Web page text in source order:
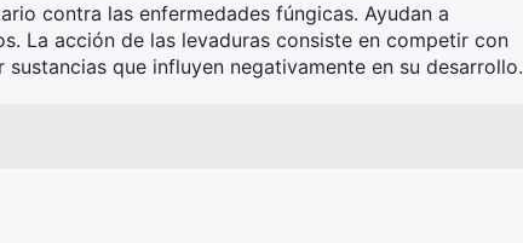
contra las enfermedades fúngicas. Ayudan a
La acción de las levaduras consiste en competir con
que influyen negativamente en su desarrollo.